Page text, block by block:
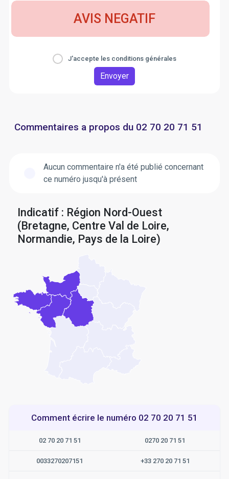
AVIS NEGATIF
J'accepte les conditions générales
Envoyer
Commentaires a propos du 02 70 20 71 51
Aucun commentaire n'a été publié concernant
ce numéro jusqu'à présent
Indicatif : Région Nord-Ouest
(Bretagne, Centre Val de Loire,
Normandie, Pays de la Loire)
Comment écrire le numéro 02 70 20 71 51
02 70 20 71 51 0270 20 71 51
0033270207151 +33 270 20 71 51